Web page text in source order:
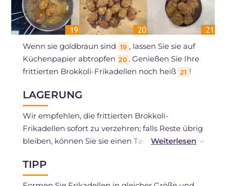
Wenn sie goldbraun sind 19 , lassen Sie sie auf
Küchenpapier abtropfen 20 . Genießen Sie Ihre
frittierten Brokkoli-Frikadellen noch heiß 21 !
LAGERUNG
Wir empfehlen, die frittierten Brokkoli-
Frikadellen sofort zu verzehren; falls Reste übrig
bleiben, können Sie sie einen Tag im
TIPP